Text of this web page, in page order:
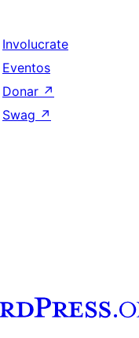
Involucrate
Eventos
Donar ↗
Swag ↗